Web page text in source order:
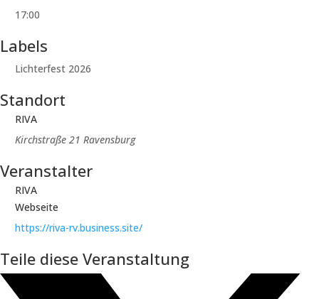
17:00
Labels
Lichterfest 2026
Standort
RIVA
Kirchstraße 21 Ravensburg
Veranstalter
RIVA
Webseite
https://riva-rv.business.site/
Teile diese Veranstaltung